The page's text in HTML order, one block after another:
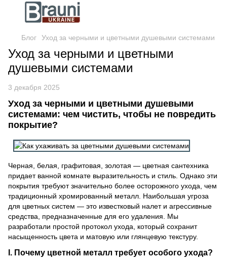
Блог Уход за черными и цветными душевыми системами
Уход за черными и цветными
душевыми системами
3 декабря 2025
Уход за черными и цветными душевыми
системами: чем чистить, чтобы не повредить
покрытие?
Черная, белая, графитовая, золотая — цветная сантехника
придает ванной комнате выразительность и стиль. Однако эти
покрытия требуют значительно более осторожного ухода, чем
традиционный хромированный металл. Наибольшая угроза
для цветных систем — это известковый налет и агрессивные
средства, предназначенные для его удаления. Мы
разработали простой протокол ухода, который сохранит
насыщенность цвета и матовую или глянцевую текстуру.
I. Почему цветной металл требует особого ухода?